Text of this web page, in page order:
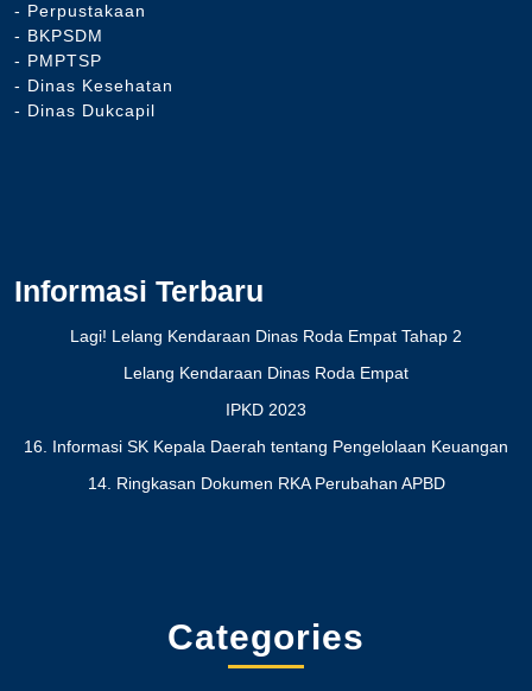
- Perpustakaan
- BKPSDM
- PMPTSP
- Dinas Kesehatan
- Dinas Dukcapil
Informasi Terbaru
Lagi! Lelang Kendaraan Dinas Roda Empat Tahap 2
Lelang Kendaraan Dinas Roda Empat
IPKD 2023
16. Informasi SK Kepala Daerah tentang Pengelolaan Keuangan
14. Ringkasan Dokumen RKA Perubahan APBD
Categories